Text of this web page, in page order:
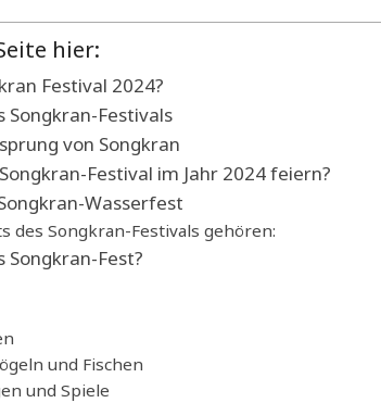
hier:
Festival 2024?
Songkran-Festivals
von Songkran
Festival im Jahr 2024 feiern?
Wasserfest
des Songkran-Festivals gehören:
Fest?
und Fischen
und Spiele